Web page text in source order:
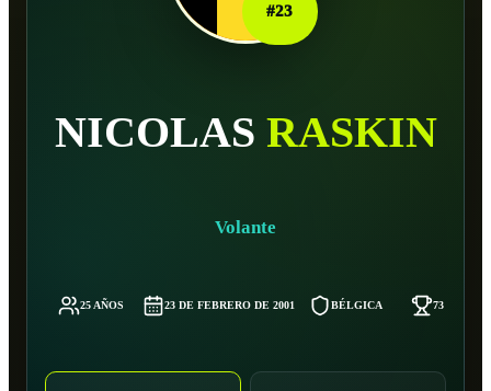
#23
NICOLAS RASKIN
Volante
25 AÑOS 23 DE FEBRERO DE 2001 BÉLGICA 73 KG